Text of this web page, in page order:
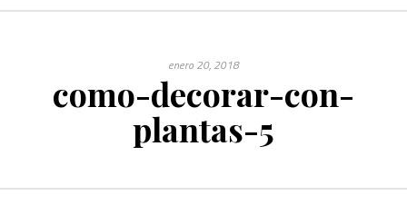
enero 20, 2018
como-decorar-con-
plantas-5